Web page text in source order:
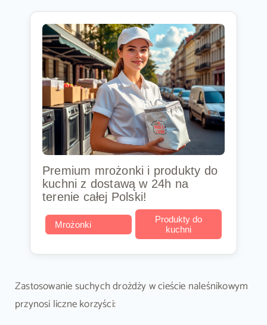
Premium mrożonki i produkty do
kuchni z dostawą w 24h na
terenie całej Polski!
Mrożonki
Produkty do
kuchni
Zastosowanie suchych drożdży w cieście naleśnikowym
przynosi liczne korzyści: